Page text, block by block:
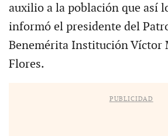
auxilio a la población que así
informó el presidente del
Benemérita Institución Víctor
Flores.
PUBLICIDAD